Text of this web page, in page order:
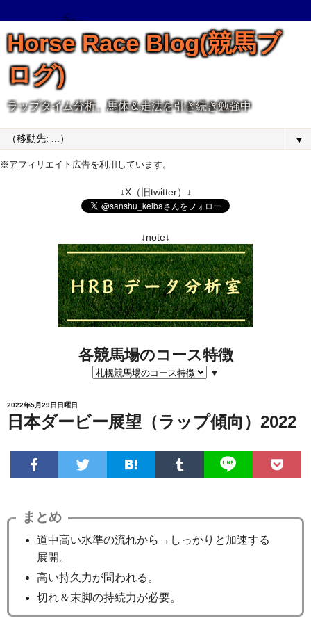
Horse Race Blog(競馬ブ
ログ)
ラップタイム分析、馬体＆走法を引き続き勉強中
▼
※アフィリエイト広告を利用しています。
↓X（旧twitter）↓
↓note↓
各競馬場のコース特徴
▼
2022年5月29日日曜日
日本ダービー展望（ラップ傾向）2022
まとめ
道中高い水準の流れから→しっかりと加速する
展開。
高い持久力が問われる。
切れ＆末脚の持続力が必要。